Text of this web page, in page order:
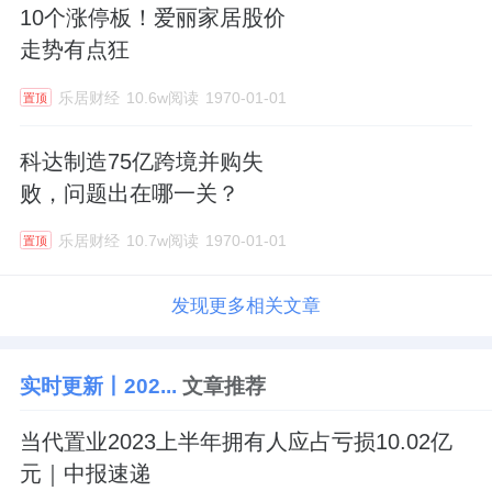
10个涨停板！爱丽家居股价
走势有点狂
置顶 乐居财经 10.6w阅读 1970-01-01
科达制造75亿跨境并购失
败，问题出在哪一关？
置顶 乐居财经 10.7w阅读 1970-01-01
发现更多相关文章
实时更新丨202... 文章推荐
当代置业2023上半年拥有人应占亏损10.02亿
元｜中报速递